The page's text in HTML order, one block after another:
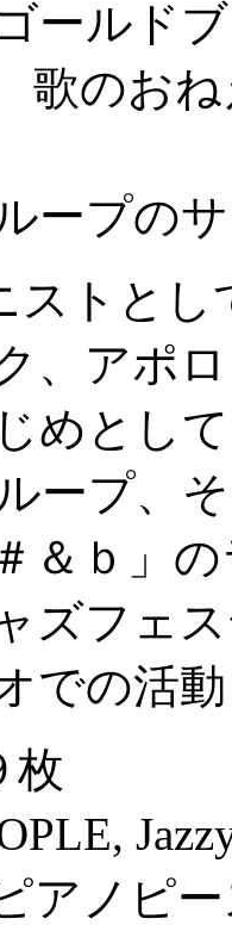
ールド
おね
ープの
ストとし
、アポ
めとし
ープ、
＆ｂ」
ズフェ
での活
枚
アノピー